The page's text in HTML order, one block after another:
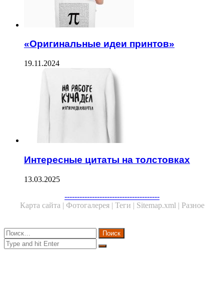
«Оригинальные идеи принтов»
19.11.2024
Интересные цитаты на толстовках
13.03.2025
--------------------------------------
Карта сайта | Фотогалерея | Теги | Sitemap.xml | Разное
Close
Найти:
Close
Search